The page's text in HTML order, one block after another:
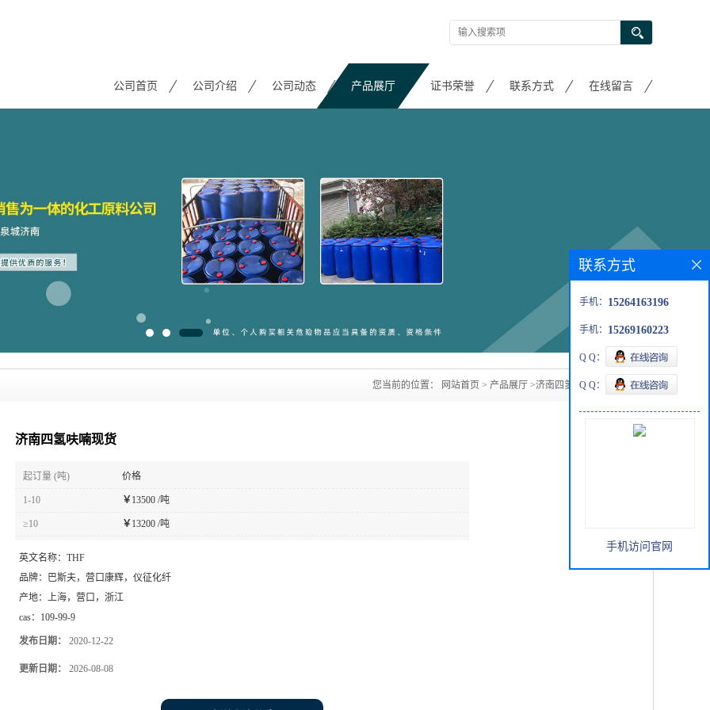
公司首页 公司介绍 公司动态 产品展厅 证书荣誉 联系方式 在线留言
您当前的位置： 网站首页 > 产品展厅 >济南四氢呋喃现货
济南四氢呋喃现货
起订量 (吨) 价格
1-10 ￥ 13500 /吨
≥10 ￥ 13200 /吨
英文名称： THF
品牌：
巴斯夫，营口康辉，仪征化纤
产地： 上海，营口，浙江
cas： 109-99-9
发布日期： 2020-12-22
更新日期： 2026-08-08
联系方式
手机： 15264163196
手机： 15269160223
Q Q：
Q Q：
手机访问官网